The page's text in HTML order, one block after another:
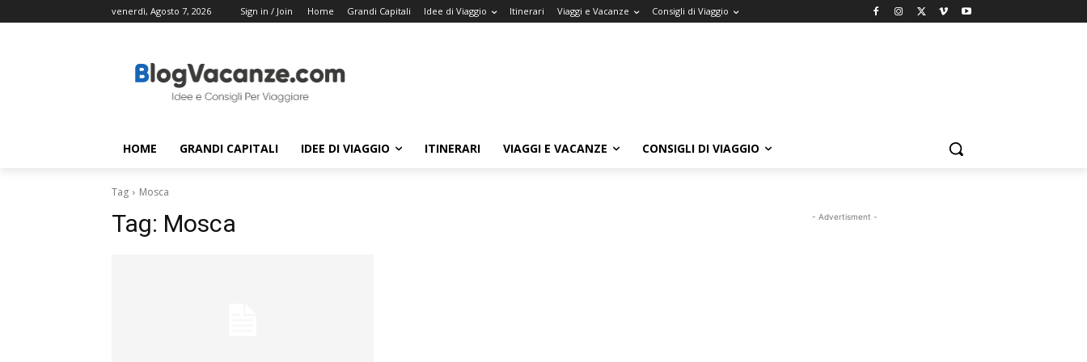
venerdì, Agosto 7, 2026 Sign in / Join Home Grandi Capitali Idee di Viaggio Itinerari Viaggi e Vacanze Consigli di Viaggio
HOME GRANDI CAPITALI IDEE DI VIAGGIO ITINERARI VIAGGI E VACANZE CONSIGLI DI VIAGGIO
Tag Mosca
Tag: Mosca - Advertisment -